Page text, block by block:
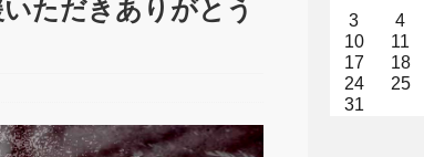
ただきありがとう
3
4
10
11
17
18
24
25
31